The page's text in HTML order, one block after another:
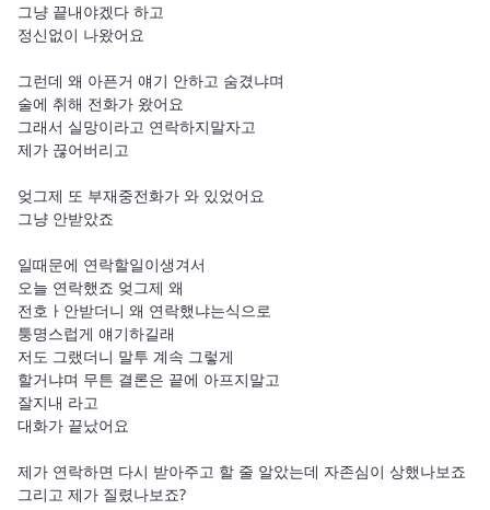
그냥 끝내야겠다 하고
정신없이 나왔어요
그런데 왜 아픈거 얘기 안하고 숨겼냐며
술에 취해 전화가 왔어요
그래서 실망이라고 연락하지말자고
제가 끊어버리고
엊그제 또 부재중전화가 와 있었어요
그냥 안받았죠
일때문에 연락할일이생겨서
오늘 연락했죠 엊그제 왜
전호ㅏ안받더니 왜 연락했냐는식으로
퉁명스럽게 얘기하길래
저도 그랬더니 말투 계속 그렇게
할거냐며 무튼 결론은 끝에 아프지말고
잘지내 라고
대화가 끝났어요
제가 연락하면 다시 받아주고 할 줄 알았는데 자존심이 상했나보죠
그리고 제가 질렸나보죠?